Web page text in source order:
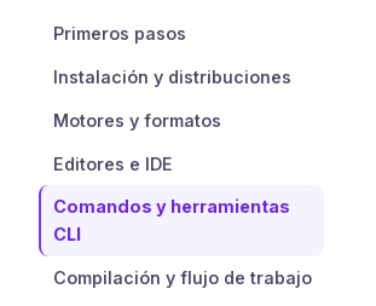
Primeros pasos
Instalación y distribuciones
Motores y formatos
Editores e IDE
Comandos y herramientas
CLI
Compilación y flujo de trabajo